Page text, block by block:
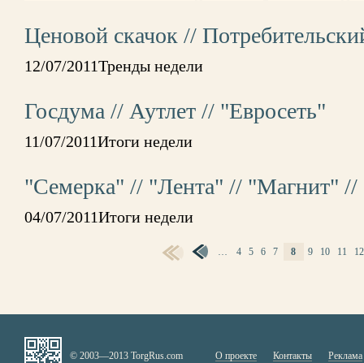
Ценовой скачок //
12/07/2011Тренды недели
Госдума // Аутлет // "Евросеть"
11/07/2011Итоги недели
"Семерка" // "Лента" // "Магнит"
04/07/2011Итоги недели
… 4 5 6 7 8 9 10 11 12
© 2003—2013 TorgRus.com О проекте Контакты Реклама